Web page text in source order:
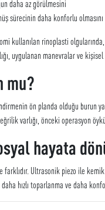
daha az görülmesini
sürecinin daha konforlu olmasını
kullanılan rinoplasti
uygulanan manevralar ve
mu?
ön planda olduğu burun
varlığı, önceki operasyon
hayata
Ultrasonik piezo ile
hızlı toparlanma ve daha